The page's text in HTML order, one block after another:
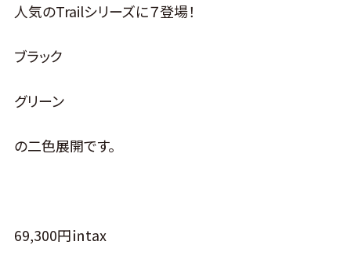
人気のTrailシリーズに７登場！
ブラック
グリーン
の二色展開です。
69,300円㏌tax